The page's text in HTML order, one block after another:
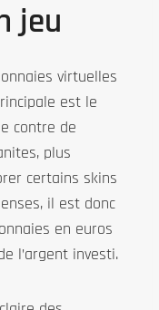
jeu
virtuelles
est le
contre de
plus
certains skins
il est donc
en euros
l’argent investi.